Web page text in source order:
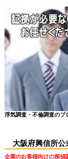
浮気調査・不倫調査のプ
大阪府興信所公
企業のお客様向けの探偵